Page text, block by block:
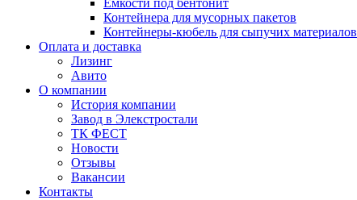
Емкости под бентонит
Контейнера для мусорных пакетов
Контейнеры-кюбель для сыпучих материалов
Оплата и доставка
Лизинг
Авито
О компании
История компании
Завод в Элекстростали
ТК ФЕСТ
Новости
Отзывы
Вакансии
Контакты